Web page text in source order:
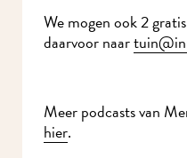
We mogen ook 2
daarvoor naar
Meer podcasts van
hier.